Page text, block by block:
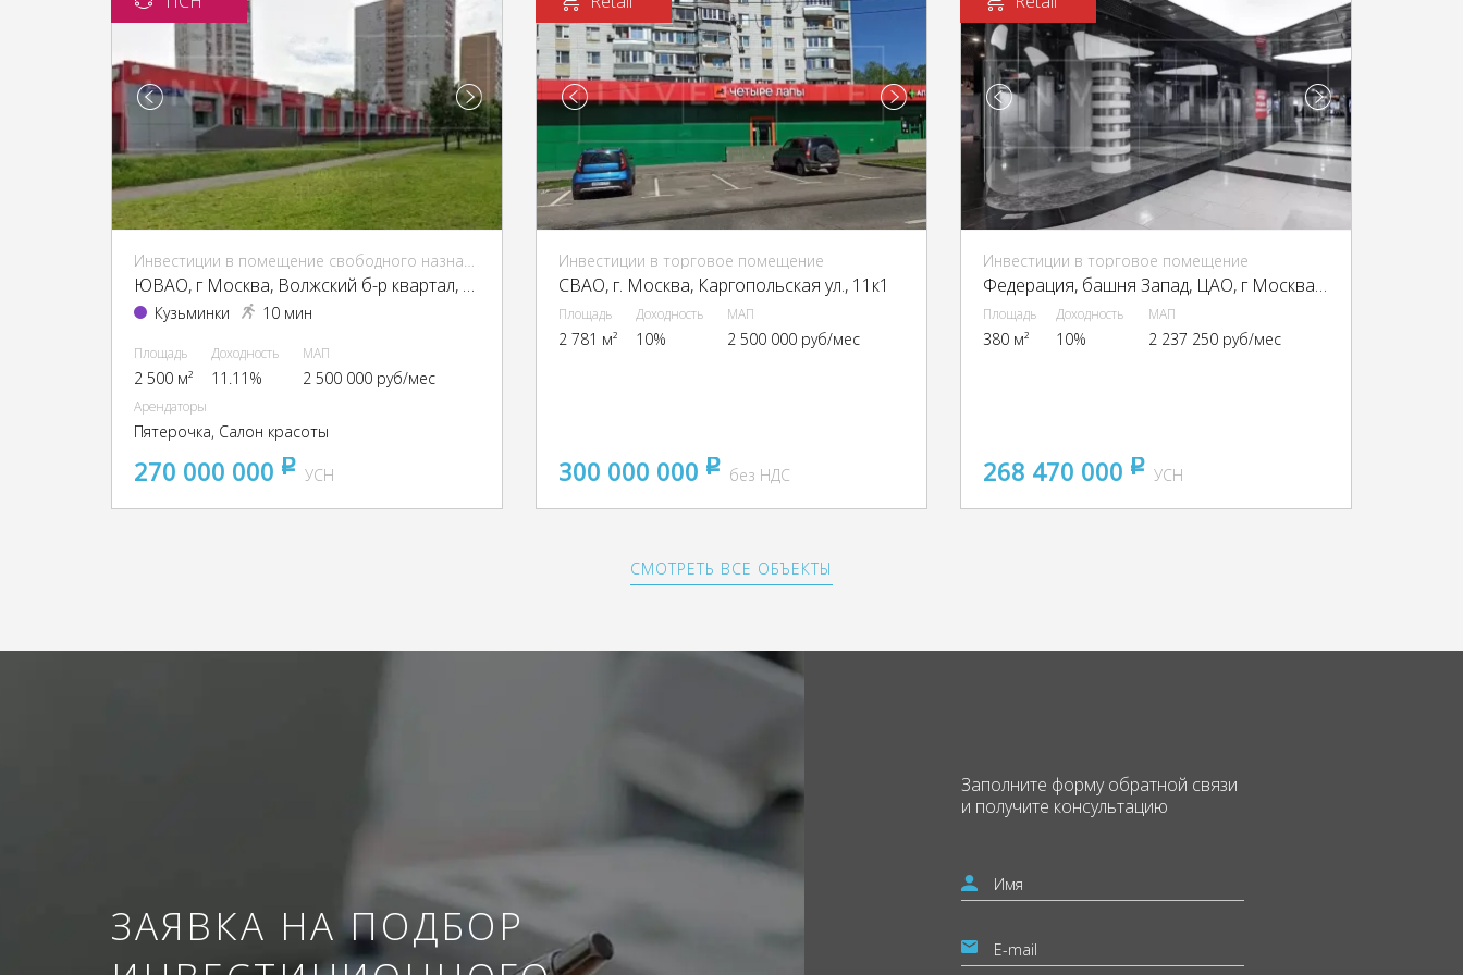
Инвестиции в помещение свободного назначения (ПСН)
ЮВАО, г Москва, Волжский б-р квартал, 114А, кор. 1
Кузьминки 10 мин
Площадь
2 500 м²
Доходность
11.11%
МАП
2 500 000 руб/мес
Арендаторы
Пятерочка, Салон красоты
270 000 000 pуб
УСН
Инвестиции в торговое помещение
CВАО, г. Москва, Каргопольская ул., 11к1
Площадь
2 781 м²
Доходность
10%
МАП
2 500 000 руб/мес
300 000 000 pуббез НДС
Инвестиции в торговое помещение
Федерация, башня Запад, ЦАО, г Москва, Пресненская наб., 12
Площадь
380 м²
Доходность
10%
МАП
2 237 250 руб/мес
268 470 000 pуб
УСН
СМОТРЕТЬ ВСЕ ОБЪЕКТЫ
ЗАЯВКА НА ПОДБОР
Заполните формуобратной связи
и получите консультацию